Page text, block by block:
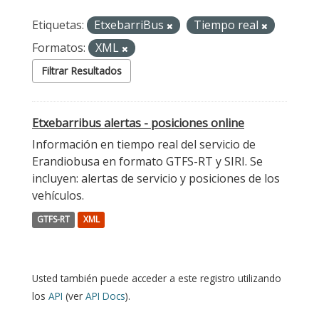
Etiquetas: EtxebarriBus
Tiempo real
Formatos:
XML
Filtrar Resultados
Etxebarribus alertas - posiciones online
Información en tiempo real del servicio de
Erandiobusa en formato GTFS-RT y SIRI. Se
incluyen: alertas de servicio y posiciones de los
vehículos.
GTFS-RT XML
Usted también puede acceder a este registro utilizando
los API (ver API Docs).